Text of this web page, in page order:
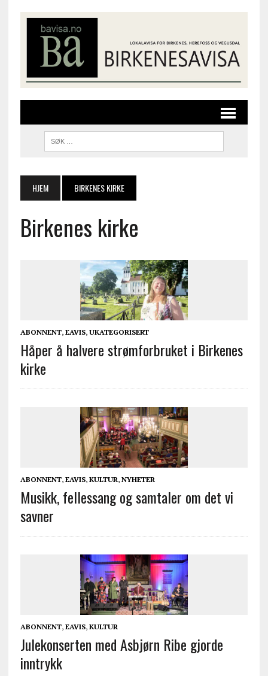
HJEM BIRKENES KIRKE
Birkenes kirke
ABONNENT, EAVIS, UKATEGORISERT
Håper å halvere strømforbruket i Birkenes
kirke
ABONNENT, EAVIS, KULTUR, NYHETER
Musikk, fellessang og samtaler om det vi
savner
ABONNENT, EAVIS, KULTUR
Julekonserten med Asbjørn Ribe gjorde
inntrykk